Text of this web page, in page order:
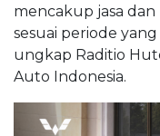
mencakup jasa
sesuai periode
ungkap Raditio
Auto Indonesia.